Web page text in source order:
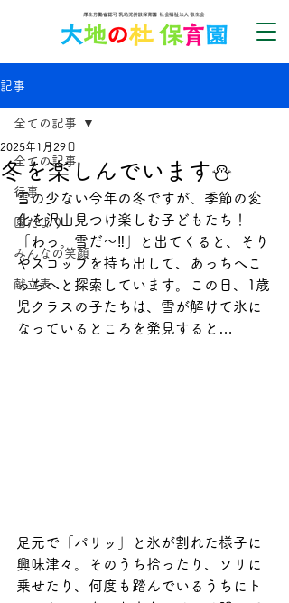
記事
全ての記事
行事
園だより
みんなの笑顔
献立表
全ての記事
冬を楽しんでいます⛄
2025年1月29日
雪の少ない今年の冬ですが、季節の変
化を沢山見つけ楽しむ子どもたち！
「わっ。雪だ～‼」と出てくると、そり
やスコップを持ち出して、あっちへこ
っちへと探索しています。この日、1歳
児クラスの子たちは、雪が解けて氷に
なっているところを発見すると…
足元で「パリッ」と氷が割れた様子に
興味津々。そのうち拾ったり、ソリに
乗せたり、何度も踏んでいるうちにト